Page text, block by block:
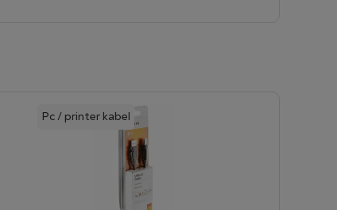
Pc / printer kabel